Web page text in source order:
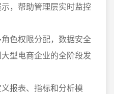
，帮助管理层实时监控
色权限分配，数据安全
型电商企业的全阶段发
报表、指标和分析模